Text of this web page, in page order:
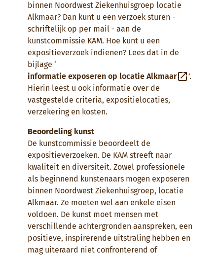
binnen Noordwest Ziekenhuisgroep locatie
Alkmaar? Dan kunt u een verzoek sturen -
schriftelijk op per mail - aan de
kunstcommissie KAM. Hoe kunt u een
expositieverzoek indienen? Lees dat in de
bijlage ‘
informatie exposeren op locatie Alkmaar
’.
Hierin leest u ook informatie over de
vastgestelde criteria, expositielocaties,
verzekering en kosten.
Beoordeling kunst
De kunstcommissie beoordeelt de
expositieverzoeken. De KAM streeft naar
kwaliteit en diversiteit. Zowel professionele
als beginnend kunstenaars mogen exposeren
binnen Noordwest Ziekenhuisgroep, locatie
Alkmaar. Ze moeten wel aan enkele eisen
voldoen. De kunst moet mensen met
verschillende achtergronden aanspreken, een
positieve, inspirerende uitstraling hebben en
mag uiteraard niet confronterend of